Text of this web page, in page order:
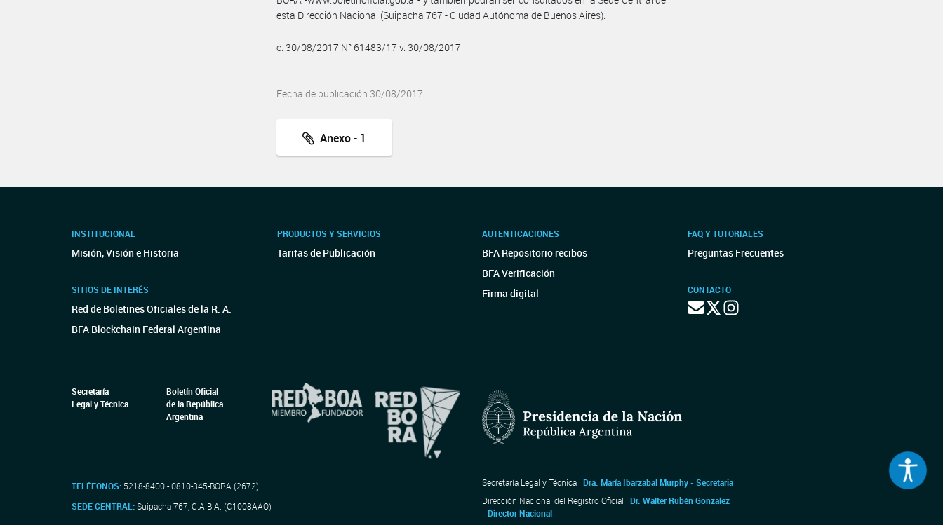
esta Dirección Nacional (Suipacha 767 - Ciudad Autónoma de Buenos Aires).
e. 30/08/2017 N° 61483/17 v. 30/08/2017
Fecha de publicación 30/08/2017
Anexo - 1
INSTITUCIONAL
Misión, Visión e Historia
SITIOS DE INTERÉS
Red de Boletines Oficiales de la R. A.
BFA Blockchain Federal Argentina
PRODUCTOS Y SERVICIOS
Tarifas de Publicación
AUTENTICACIONES
BFA Repositorio recibos
BFA Verificación
Firma digital
FAQ Y TUTORIALES
Preguntas Frecuentes
CONTACTO
Secretaría
Legal y Técnica
Boletín Oficial
de la República
Argentina
TELÉFONOS: 5218-8400 - 0810-345-BORA (2672)
SEDE CENTRAL:Suipacha 767, C.A.B.A. (C1008AAO)
Secretaría Legal y Técnica | Dra. María Ibarzabal Murphy - Secretaria
Dirección Nacional del Registro Oficial | Dr. Walter Rubén Gonzalez
- Director Nacional